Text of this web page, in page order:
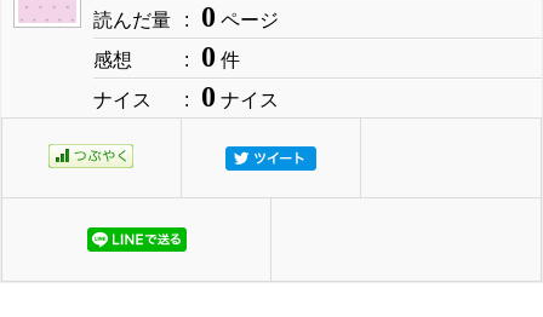
読んだ量
0 ページ
感想
0 件
ナイス
0 ナイス